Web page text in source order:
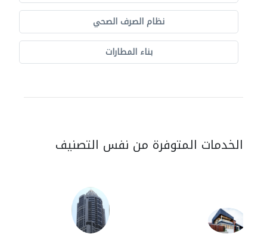
نظام الصرف الصحي
بناء المطارات
الخدمات المتوفرة من نفس التصنيف